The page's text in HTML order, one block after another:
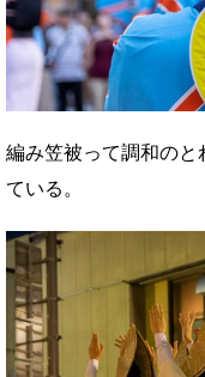
編み笠被って調和のと
ている。